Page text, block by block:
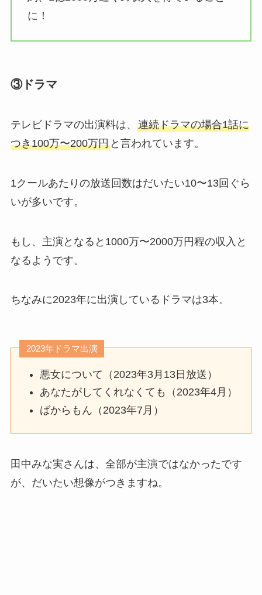
に！
③ドラマ
テレビドラマの出演料は、 連続ドラマの場合1話に
つき100万〜200万円と言われています。
1クールあたりの放送回数はだいたい10〜13回ぐら
いが多いです。
もし、主演となると1000万〜2000万円程の収入と
なるようです。
ちなみに2023年に出演しているドラマは3本。
2023年ドラマ出演
悪女について（2023年3月13日放送）
あなたがしてくれなくても（2023年4月）
ばからもん（2023年7月）
田中みな実さんは、全部が主演ではなかったです
が、だいたい想像がつきますね。